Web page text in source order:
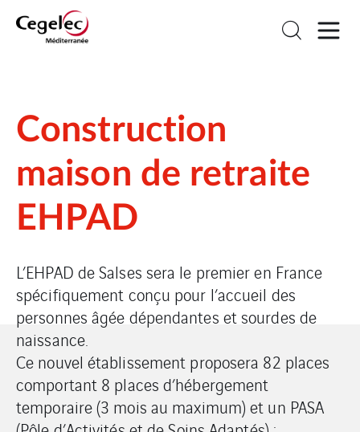
Construction
maison de retraite
EHPAD
L’EHPAD de Salses sera le premier en France
spécifiquement conçu pour l’accueil des
personnes âgée dépendantes et sourdes de
naissance.
Ce nouvel établissement proposera 82 places
comportant 8 places d’hébergement
temporaire (3 mois au maximum) et un PASA